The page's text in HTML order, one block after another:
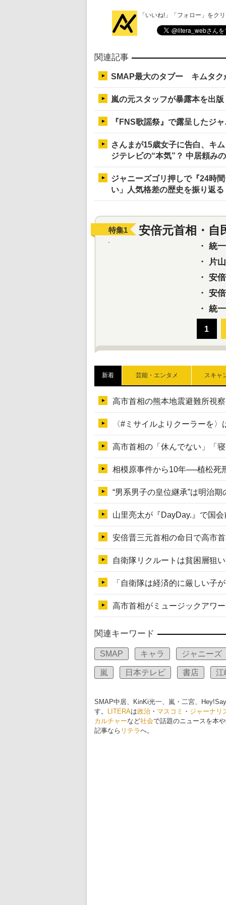
「いいね!」「フォロー」をク
関連記事
SMAP最大のタブー キムタク
嵐の元スタッフが暴露本を出
『FNS歌謡祭』で露呈した
さんまが15歳女子に告白、キ
ジテレビの“本気”？ 中居頼み
ジャニーズゴリ押しで『24時
い」人気格差の歴史を振り返る
特集1 安倍元首相・自
・ 統一教
・
片山
・ 安倍
・ 安倍
・ 統
新着 芸能・エンタメ スキャ
関連キーワード
SMAP キャラ ジャニーズ
嵐 日本テレビ 書店 江
SMAP中居、KinKi光一、嵐・二宮、
す。
LITERAは政治 ・ マスコミ ・ ジャーナリ
カルチャーなど社会で話題のニュースを本
記事なら リテラへ。